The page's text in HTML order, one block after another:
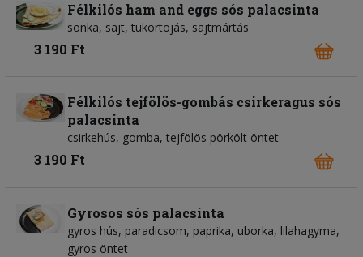
Félkilós ham and eggs sós palacsinta
sonka, sajt, tükörtojás, sajtmártás
3 190 Ft
Félkilós tejfölös-gombás csirkeragus sós
palacsinta
csirkehús, gomba, tejfölös pörkölt öntet
3 190 Ft
Gyrosos sós palacsinta
gyros hús, paradicsom, paprika, uborka, lilahagyma,
gyros öntet